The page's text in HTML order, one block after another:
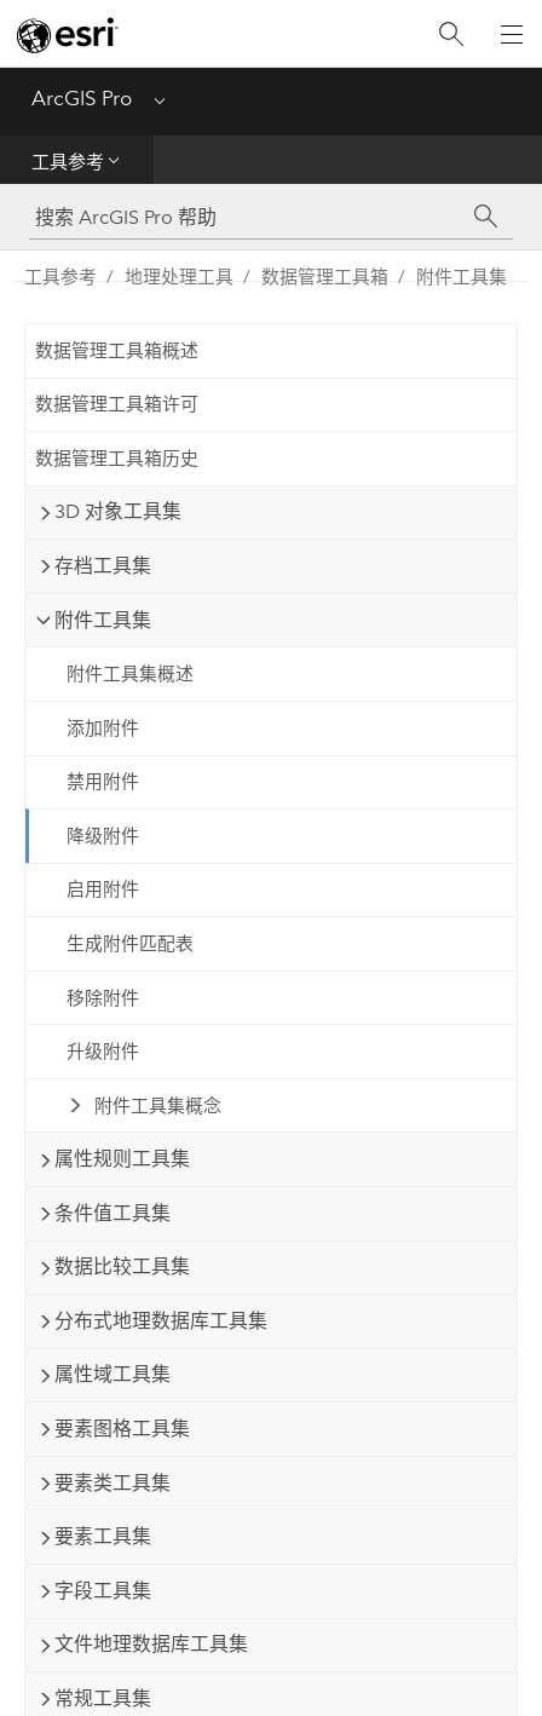
ArcGIS Pro Menu
工具参考
工具参考
Python
工具参考 地理处理工具 数据管理工具箱 附件工具集
数据管理工具箱概述
数据管理工具箱许可
数据管理工具箱历史
3D 对象工具集
存档工具集
附件工具集
附件工具集概述
添加附件
禁用附件
降级附件
启用附件
生成附件匹配表
移除附件
升级附件
附件工具集概念
属性规则工具集
条件值工具集
数据比较工具集
分布式地理数据库工具集
属性域工具集
要素图格工具集
要素类工具集
要素工具集
字段工具集
文件地理数据库工具集
常规工具集